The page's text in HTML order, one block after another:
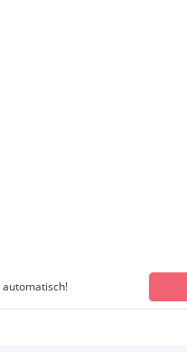
automatisch!